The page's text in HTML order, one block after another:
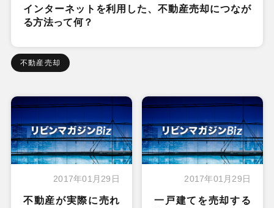
インターネットを利用した、不動産売却につなが
る方法って何？
不動産売却
2017年01月29日
不動産が実際に売れ
2017年01月29日
一戸建てを売却する